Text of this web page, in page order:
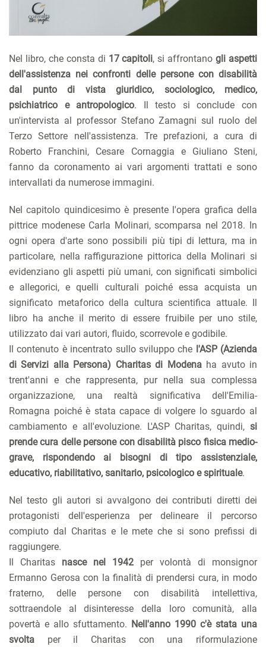
Nel libro, che consta di 17 capitoli, si affrontanogli aspetti
dell'assistenza nei confronti delle persone con disabilità
dal punto di vista giuridico, sociologico, medico,
psichiatrico e antropologico. Il testo si conclude con
un'intervista al professor Stefano Zamagni sul ruolo del
Terzo Settore nell'assistenza. Tre prefazioni, a cura di
Roberto Franchini, Cesare Cornaggia e Giuliano Steni,
fanno da coronamento ai vari argomenti trattati e sono
intervallati da numerose immagini.
Nel capitolo quindicesimo è presente l'opera grafica della
pittrice modenese Carla Molinari, scomparsa nel 2018. In
ogni opera d'arte sono possibili più tipi di lettura, ma in
particolare, nella raffigurazione pittorica della Molinari si
evidenziano gli aspetti più umani, con significati simbolici
e allegorici, e quelli culturali poiché essa acquista un
significato metaforico della cultura scientifica attuale. Il
libro ha anche il merito di essere fruibile per uno stile,
utilizzato dai vari autori, fluido, scorrevole e godibile.
Il contenuto è incentrato sullo sviluppo che l'ASP (Azienda
di Servizi alla Persona) Charitas di Modenaha avuto in
trent'anni e che rappresenta, pur nella sua complessa
organizzazione, una realtà significativa dell'Emilia-
Romagna poiché è stata capace di volgere lo sguardo al
cambiamento e all'evoluzione. L'ASP Charitas, quindi, si
prende cura delle persone con disabilità pisco fisica medio-
grave, rispondendo ai bisogni di tipo assistenziale,
educativo, riabilitativo, sanitario, psicologico e spirituale.
Nel testo gli autori si avvalgono dei contributi diretti dei
protagonisti dell'esperienza per delineare il percorso
compiuto dal Charitas e le mete che si sono prefissi di
raggiungere.
Il Charitas nasce nel 1942 per volontà di monsignor
Ermanno Gerosa con la finalità di prendersi cura, in modo
fraterno, delle persone con disabilità intellettiva,
sottraendole al disinteresse della loro comunità, alla
povertà e allo sfuttamento. Nell'anno 1990 c'è stata una
svolta per il Charitas con una riformulazione